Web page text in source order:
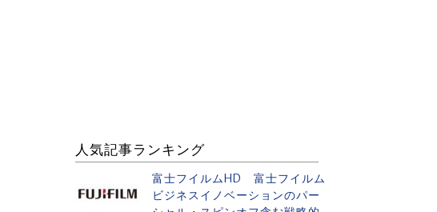
人気記事ランキング
富士フイルムHD 富士フイルム
ビジネスイノベーションのパー